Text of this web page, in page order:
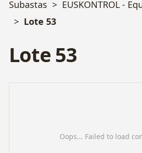
Subastas
EUSKONTROL - Equipos Geotecnia, Sondeos, Calidad y
Lote 53
Lote 53
Oops... Failed to load